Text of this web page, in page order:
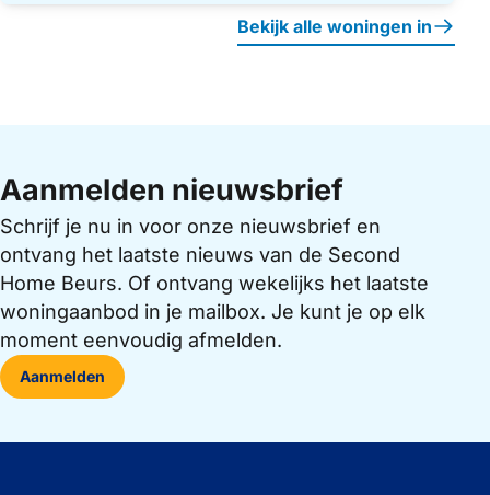
Bekijk alle woningen in
Aanmelden nieuwsbrief
Schrijf je nu in voor onze nieuwsbrief en
ontvang het laatste nieuws van de Second
Home Beurs. Of ontvang wekelijks het laatste
woningaanbod in je mailbox. Je kunt je op elk
moment eenvoudig afmelden.
Aanmelden